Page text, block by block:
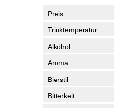
Preis
Trinktemperatur
Alkohol
Aroma
Bierstil
Bitterkeit